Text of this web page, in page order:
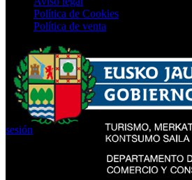
Iniciar
sesión
Política de Cookies
Política de venta